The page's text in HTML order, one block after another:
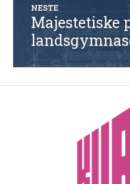
NESTE
Neste
innlegg:
Majestetiske